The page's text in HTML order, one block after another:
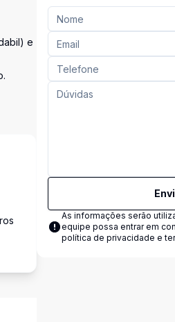
e
s
As informações serão
equipe possa entrar em
política de privacidade e